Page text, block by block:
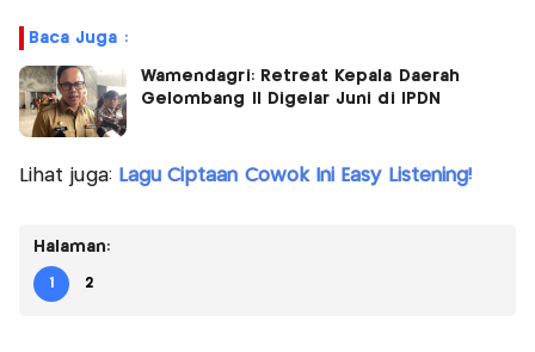
Baca Juga :
Wamendagri: Retreat Kepala Daerah
Gelombang II Digelar Juni di IPDN
Lihat juga: Lagu Ciptaan Cowok Ini Easy Listening!
Halaman:
1 2